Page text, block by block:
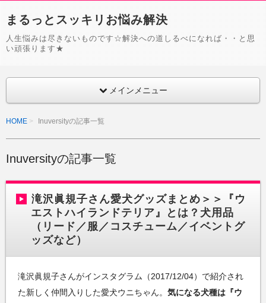
まるっとスッキリお悩み解決
人生悩みは尽きないものです☆解決への道しるべになれば・・と思
い頑張ります★
メインメニュー
HOME Inuversityの記事一覧
Inuversityの記事一覧
滝沢眞規子さん愛犬グッズまとめ＞＞『ウ
エストハイランドテリア』とは？犬用品
（リード／服／コスチューム／イベントグ
ッズなど）
滝沢眞規子さんがインスタグラム（2017/12/04）で紹介され
た新しく仲間入りした愛犬ウニちゃん。 気になる犬種は『ウ